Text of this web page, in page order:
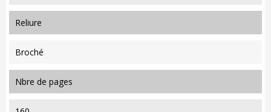
reliure
Broché
nbre de pages